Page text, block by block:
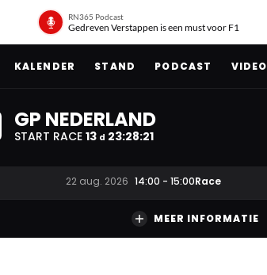
RN365 Podcast
Gedreven Verstappen is een must voor F1
KALENDER STAND PODCAST VIDEO
GP NEDERLAND
START RACE 13 d 23:28:20
22 aug. 2026 14:00 - 15:00Race
MEER INFORMATIE